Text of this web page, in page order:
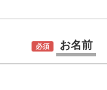
必須 お名前